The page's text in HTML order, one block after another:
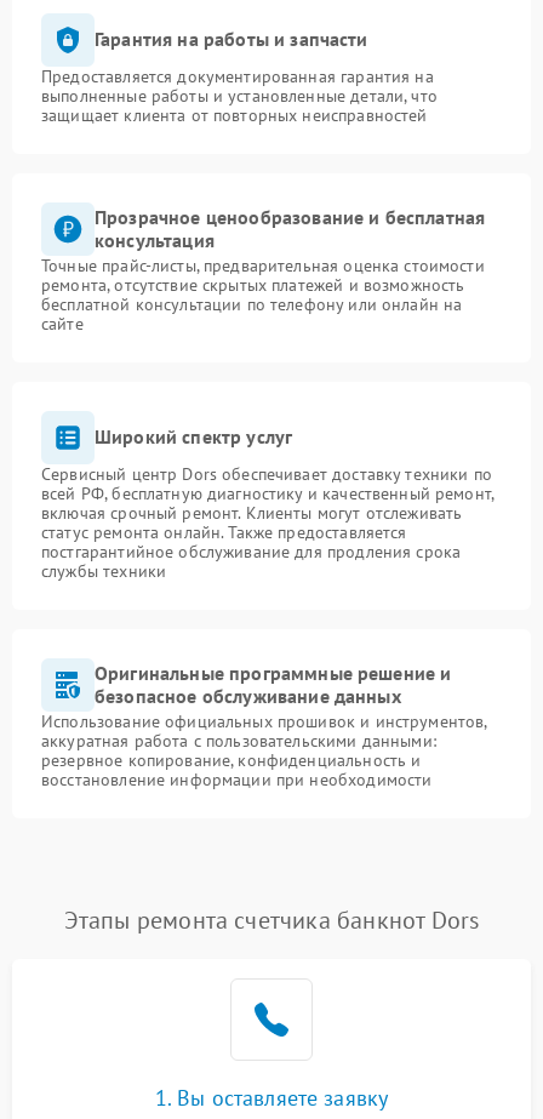
Гарантия на работы и запчасти
Предоставляется документированная гарантия на
выполненные работы и установленные детали, что
защищает клиента от повторных неисправностей
Прозрачное ценообразование и бесплатная
консультация
Точные прайс-листы, предварительная оценка стоимости
ремонта, отсутствие скрытых платежей и возможность
бесплатной консультации по телефону или онлайн на
сайте
Широкий спектр услуг
Сервисный центр Dors обеспечивает доставку техники по
всей РФ, бесплатную диагностику и качественный ремонт,
включая срочный ремонт. Клиенты могут отслеживать
статус ремонта онлайн. Также предоставляется
постгарантийное обслуживание для продления срока
службы техники
Оригинальные программные решение и
безопасное обслуживание данных
Использование официальных прошивок и инструментов,
аккуратная работа с пользовательскими данными:
резервное копирование, конфиденциальность и
восстановление информации при необходимости
Этапы ремонта счетчика банкнот Dors
1. Вы оставляете заявку